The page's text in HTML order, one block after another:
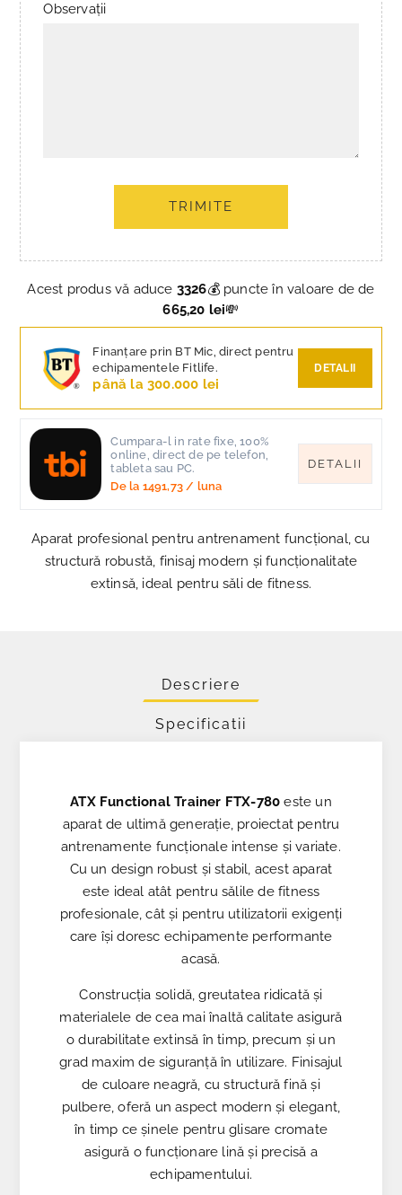
Observații
TRIMITE
Acest produs vă aduce 3326💰 puncte în valoare de de
665,20 lei💸
Finanțare prin BT Mic, direct pentru
echipamentele Fitlife.
până la 300.000 lei
DETALII
Cumpara-l in rate fixe, 100%
online, direct de pe telefon,
tableta sau PC.
De la 1491,73 / luna
DETALII
Aparat profesional pentru antrenament funcțional, cu
structură robustă, finisaj modern și funcționalitate
extinsă, ideal pentru săli de fitness.
Descriere
Specificatii
ATX Functional Trainer FTX-780 este un
aparat de ultimă generație, proiectat pentru
antrenamente funcționale intense și variate.
Cu un design robust și stabil, acest aparat
este ideal atât pentru sălile de fitness
profesionale, cât și pentru utilizatorii exigenți
care își doresc echipamente performante
acasă.
Construcția solidă, greutatea ridicată și
materialele de cea mai înaltă calitate asigură
o durabilitate extinsă în timp, precum și un
grad maxim de siguranță în utilizare. Finisajul
de culoare neagră, cu structură fină și
pulbere, oferă un aspect modern și elegant,
în timp ce șinele pentru glisare cromate
asigură o funcționare lină și precisă a
echipamentului.